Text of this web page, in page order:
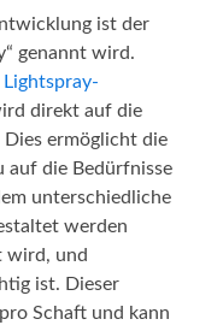
ist der
genannt wird.
Lightspray-
direkt auf die
Dies ermöglicht die
auf die Bedürfnisse
unterschiedliche
werden
wird, und
ist. Dieser
Schaft und kann